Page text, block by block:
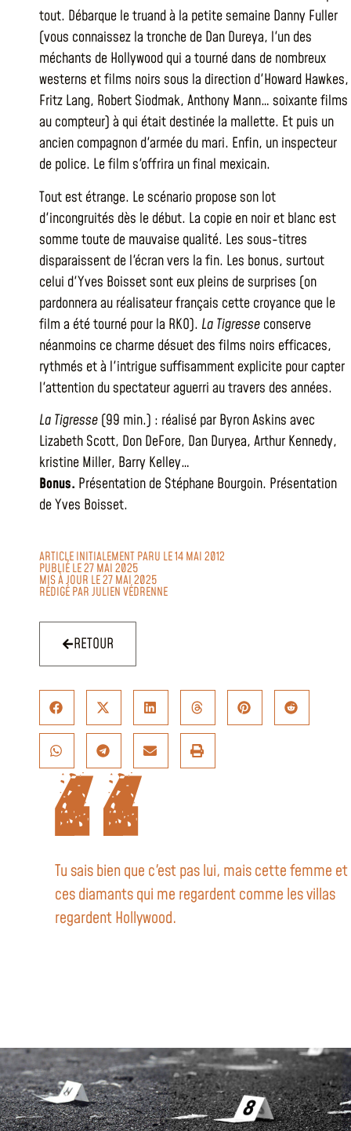
tout. Débarque le truand à la petite semaine Danny Fuller
(vous connaissez la tronche de Dan Dureya, l'un des
méchants de Hollywood qui a tourné dans de nombreux
westerns et films noirs sous la direction d'Howard Hawkes,
Fritz Lang, Robert Siodmak, Anthony Mann… soixante films
au compteur) à qui était destinée la mallette. Et puis un
ancien compagnon d'armée du mari. Enfin, un inspecteur
de police. Le film s'offrira un final mexicain.
Tout est étrange. Le scénario propose son lot
d'incongruités dès le début. La copie en noir et blanc est
somme toute de mauvaise qualité. Les sous-titres
disparaissent de l'écran vers la fin. Les bonus, surtout
celui d'Yves Boisset sont eux pleins de surprises (on
pardonnera au réalisateur français cette croyance que le
film a été tourné pour la RKO). La Tigresse conserve
néanmoins ce charme désuet des films noirs efficaces,
rythmés et à l'intrigue suffisamment explicite pour capter
l'attention du spectateur aguerri au travers des années.
La Tigresse (99 min.) : réalisé par Byron Askins avec
Lizabeth Scott, Don DeFore, Dan Duryea, Arthur Kennedy,
kristine Miller, Barry Kelley…
Bonus. Présentation de Stéphane Bourgoin. Présentation
de Yves Boisset.
ARTICLE INITIALEMENT PARU LE 14 MAI 2012
PUBLIÉ LE 27 MAI 2025
MIS À JOUR LE 27 MAI 2025
RÉDIGÉ PARJULIEN VÉDRENNE
RETOUR
Tu sais bien que c'est pas lui, mais cette femme et
ces diamants qui me regardent comme les villas
regardent Hollywood.